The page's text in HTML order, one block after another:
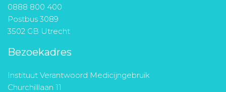
0888 800 400
Postbus 3089
3502 GB Utrecht
Bezoekadres
Instituut Verantwoord Medicijngebruik
Churchilllaan 11